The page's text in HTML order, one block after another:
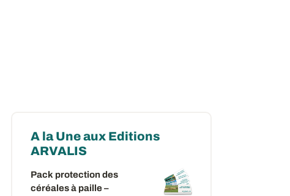
A la Une aux Editions
ARVALIS
Pack protection des
céréales à paille –